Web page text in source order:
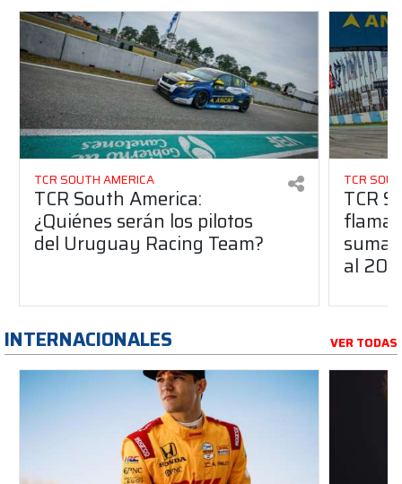
TCR SOUTH AMERICA
TCR South America:
¿Quiénes serán los pilotos
del Uruguay Racing Team?
TCR
TCR
suma
al
INTERNACIONALES VER TODAS